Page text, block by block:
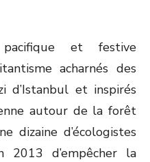
et festive
acharnés des
d’Istanbul et inspirés
autour de la forêt
dizaine d’écologistes
d’empêcher la